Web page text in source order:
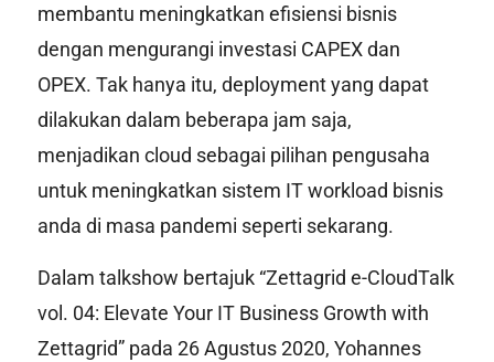
membantu meningkatkan efisiensi bisnis
dengan mengurangi investasi CAPEX dan
OPEX. Tak hanya itu, deployment yang dapat
dilakukan dalam beberapa jam saja,
menjadikan cloud sebagai pilihan pengusaha
untuk meningkatkan sistem IT workload bisnis
anda di masa pandemi seperti sekarang.
Dalam talkshow bertajuk “Zettagrid e-CloudTalk
vol. 04: Elevate Your IT Business Growth with
Zettagrid” pada 26 Agustus 2020, Yohannes